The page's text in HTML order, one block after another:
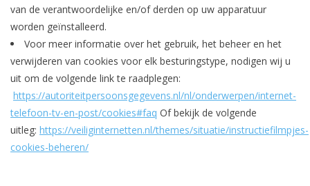
van de verantwoordelijke en/of derden op uw apparatuur
worden geïnstalleerd.
Voor meer informatie over het gebruik, het beheer en het
verwijderen van cookies voor elk besturingstype, nodigen wij u
uit om de volgende link te raadplegen:
https://autoriteitpersoonsgegevens.nl/nl/onderwerpen/internet-
telefoon-tv-en-post/cookies#faq Of bekijk de volgende
uitleg: https://veiliginternetten.nl/themes/situatie/instructiefilmpjes-
cookies-beheren/